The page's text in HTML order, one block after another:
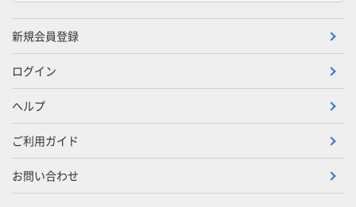
新規会員登録
ログイン
ヘルプ
ご利用ガイド
お問い合わせ